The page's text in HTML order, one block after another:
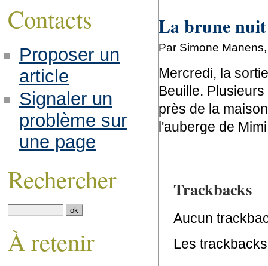
La brune
Par Simone
Mercredi, la
Beuille.
près de la
l'auberge de
Trackbacks
Aucun
Les
Contacts
Proposer un
article
Signaler un
problème sur
une page
Rechercher
À retenir